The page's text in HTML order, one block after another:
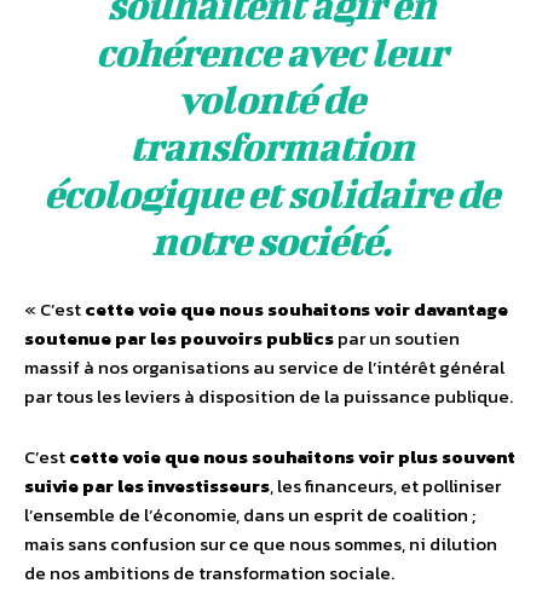
cohérence avec leur
volonté de
transformation
écologique et solidaire de
notre société.
« C’estcette voie que nous souhaitons voir davantage
soutenue par les pouvoirs publicspar un soutien
massif à nos organisations au service de l’intérêt général
par tous les leviers à disposition de la puissance publique.
C’estcette voie que nous souhaitons voir plus souvent
suivie par les investisseurs, les financeurs, et polliniser
l’ensemble de l’économie, dans un esprit de coalition ;
mais sans confusion sur ce que nous sommes, ni dilution
de nos ambitions de transformation sociale.